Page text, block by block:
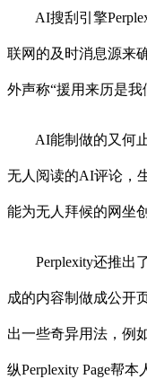
AI搜刮引擎
联网的及时消息源来
外声称“援用来历是我
AI能制做的又何止
无人阅读的AI评论，
能为无人拜候的网坐
Perplexity还推出了
成的内容制做成公开
出一些奇异用法，例
纵Perplexity Page帮